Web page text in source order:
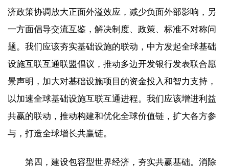
济政策协调放大正面外溢效应，减少负面外部影响，另
一方面倡导交流互鉴，解决制度、政策、标准不对称问
题。我们应该夯实基础设施的联动，中方发起全球基础
设施互联互通联盟倡议，推动多边开发银行发表联合愿
景声明，加大对基础设施项目的资金投入和智力支持，
以加速全球基础设施互联互通进程。我们应该增进利益
共赢的联动，推动构建和优化全球价值链，扩大各方参
与，打造全球增长共赢链。
第四，建设包容型世界经济，夯实共赢基础。消除